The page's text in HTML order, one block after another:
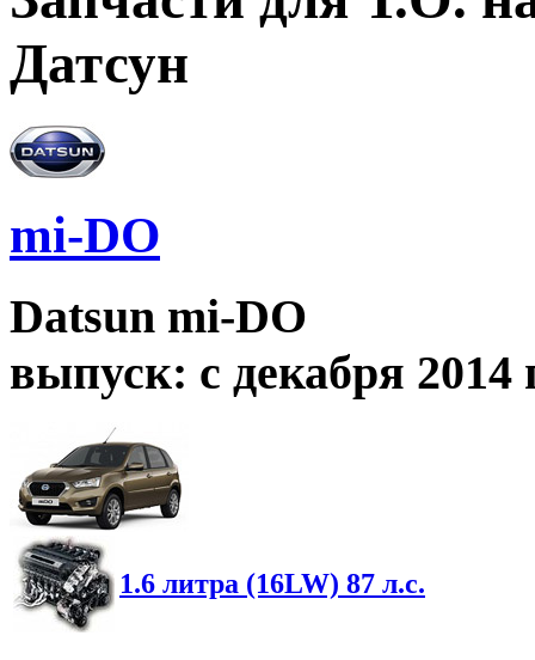
Датсун
mi-DO
Datsun mi-DO
выпуск: с декабря 2014
1.6 литра (16LW) 87 л.с.